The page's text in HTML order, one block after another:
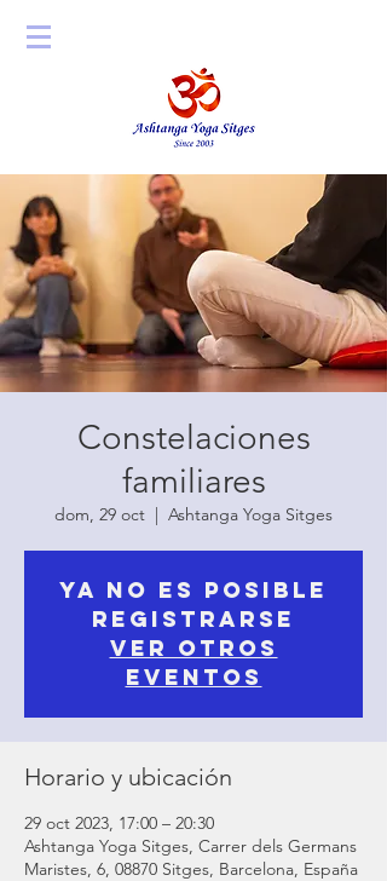
Constelaciones
familiares
dom, 29 oct
  |
Ashtanga Yoga Sitges
Ya no es posible
registrarse
Ver otros
eventos
Horario y ubicación
29 oct 2023, 17:00 – 20:30
Ashtanga Yoga Sitges, Carrer dels Germans
Maristes, 6, 08870 Sitges, Barcelona, España